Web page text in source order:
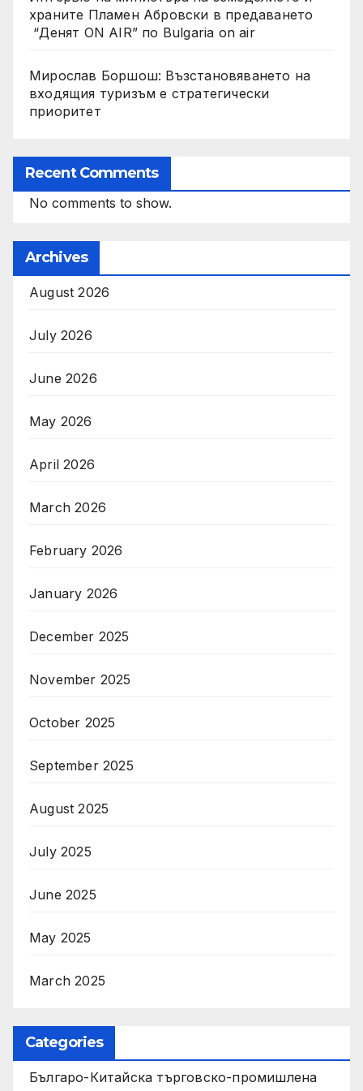
храните Пламен Абровски в предаването
“Денят ON AIR” по Bulgaria on air
Мирослав Боршош: Възстановяването на
входящия туризъм е стратегически
приоритет
Recent Comments
No comments to show.
Archives
August 2026
July 2026
June 2026
May 2026
April 2026
March 2026
February 2026
January 2026
December 2025
November 2025
October 2025
September 2025
August 2025
July 2025
June 2025
May 2025
March 2025
Categories
Българо-Китайска търговско-промишлена